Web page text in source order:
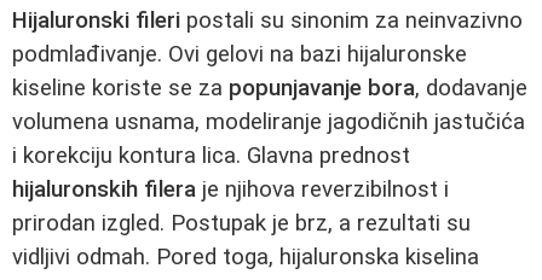
Hijaluronski fileri postali su sinonim za neinvazivno
podmlađivanje. Ovi gelovi na bazi hijaluronske
kiseline koriste se za popunjavanje bora, dodavanje
volumena usnama, modeliranje jagodičnih jastučića
i korekciju kontura lica. Glavna prednost
hijaluronskih filera je njihova reverzibilnost i
prirodan izgled. Postupak je brz, a rezultati su
vidljivi odmah. Pored toga, hijaluronska kiselina